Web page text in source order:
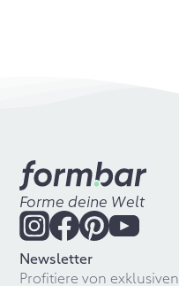
Forme deine Welt
Newsletter
Profitiere von exklusiven